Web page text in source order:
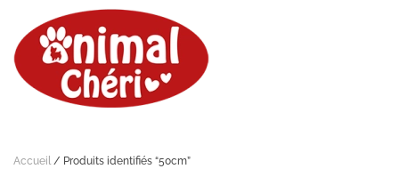
Skip
to
main
content
Accueil/ Produits identifiés “50cm”